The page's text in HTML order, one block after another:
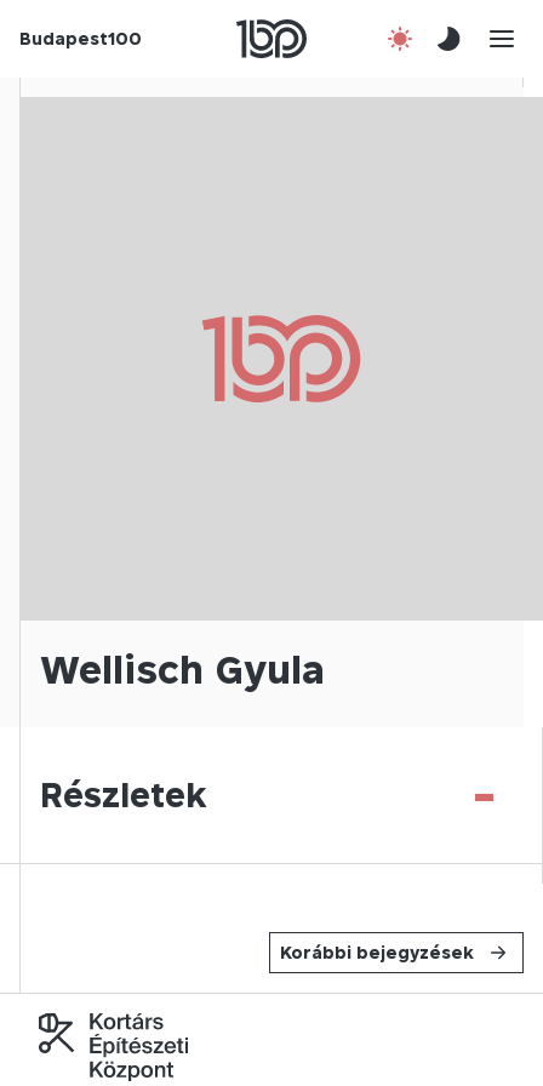
Budapest100 Rólunk
Korábbi évek
Wellisch Gyula
Részletek -
Korábbi bejegyzések